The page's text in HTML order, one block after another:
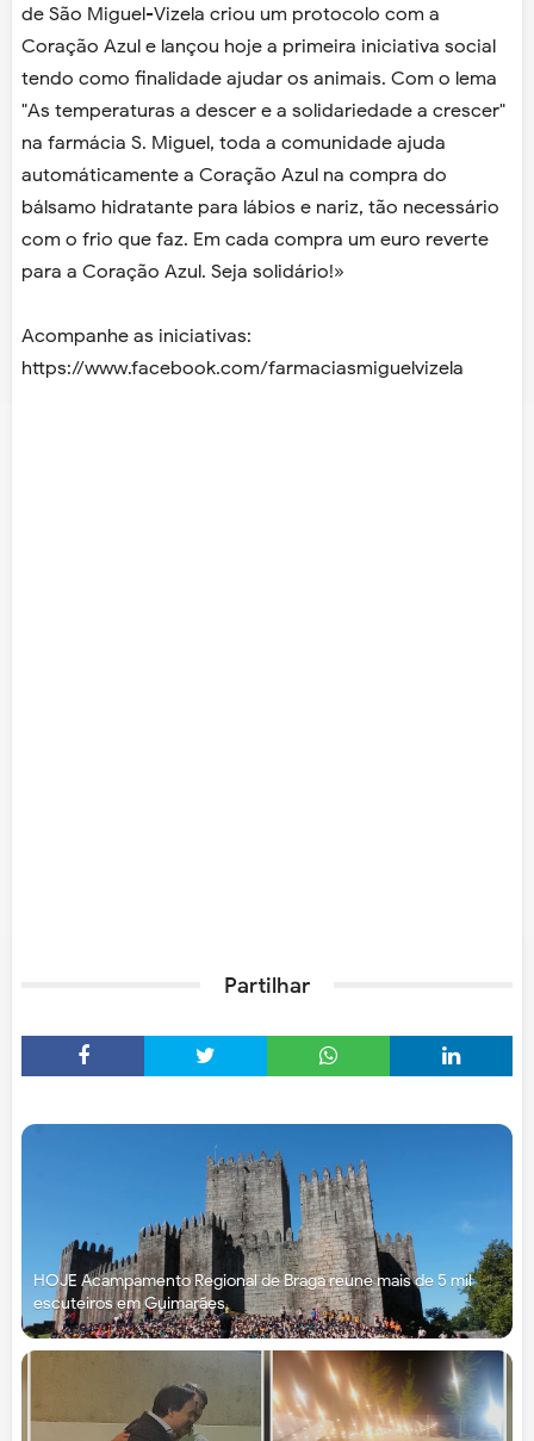
de São Miguel-Vizela criou um protocolo com a
Coração Azul e lançou hoje a primeira iniciativa social
tendo como finalidade ajudar os animais. Com o lema
"As temperaturas a descer e a solidariedade a crescer"
na farmácia S. Miguel, toda a comunidade ajuda
automáticamente a Coração Azul na compra do
bálsamo hidratante para lábios e nariz, tão necessário
com o frio que faz. Em cada compra um euro reverte
para a Coração Azul. Seja solidário!»
Acompanhe as iniciativas:
https://www.facebook.com/farmaciasmiguelvizela
Partilhar
HOJE Acampamento Regional de Braga reúne mais de 5 mil
escuteiros em Guimarães